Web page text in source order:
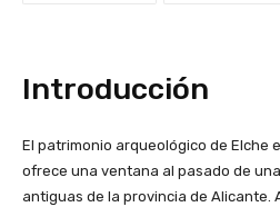
Introducción
El patrimonio arqueológico de Elche
ofrece una ventana al pasado de
antiguas de la provincia de Alicante.